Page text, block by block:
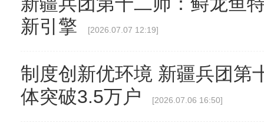
新引擎
[2026.07.07 12:19]
制度创新优环境 新疆兵团第
体突破3.5万户
[2026.07.06 16:50]